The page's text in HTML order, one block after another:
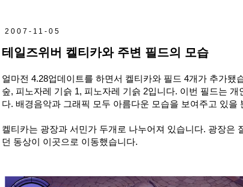
2007-11-05
테일즈위버 켈티카와 주변 필드의 모습
얼마전 4.28업데이트를 하면서 켈티카와 필드 4개가 추가
숲, 피노자레 기슭 1, 피노자레 기슭 2입니다. 이번 필드는
다. 배경음악과 그래픽 모두 아름다운 모습을 보여주고 있을
켈티카는 광장과 서민가 두개로 나누어져 있습니다. 광장은
던 동상이 이곳으로 이동했습니다.